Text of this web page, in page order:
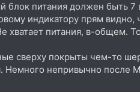
питания должен быть 7
индикатору прям видно,
хватает питания, в-общем.
сверху покрыты чем-то
Немного непривычно после